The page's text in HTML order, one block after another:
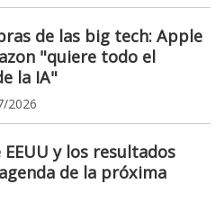
de las big tech: Apple
"quiere todo el
la IA"
2026
EEUU y los resultados
de la próxima